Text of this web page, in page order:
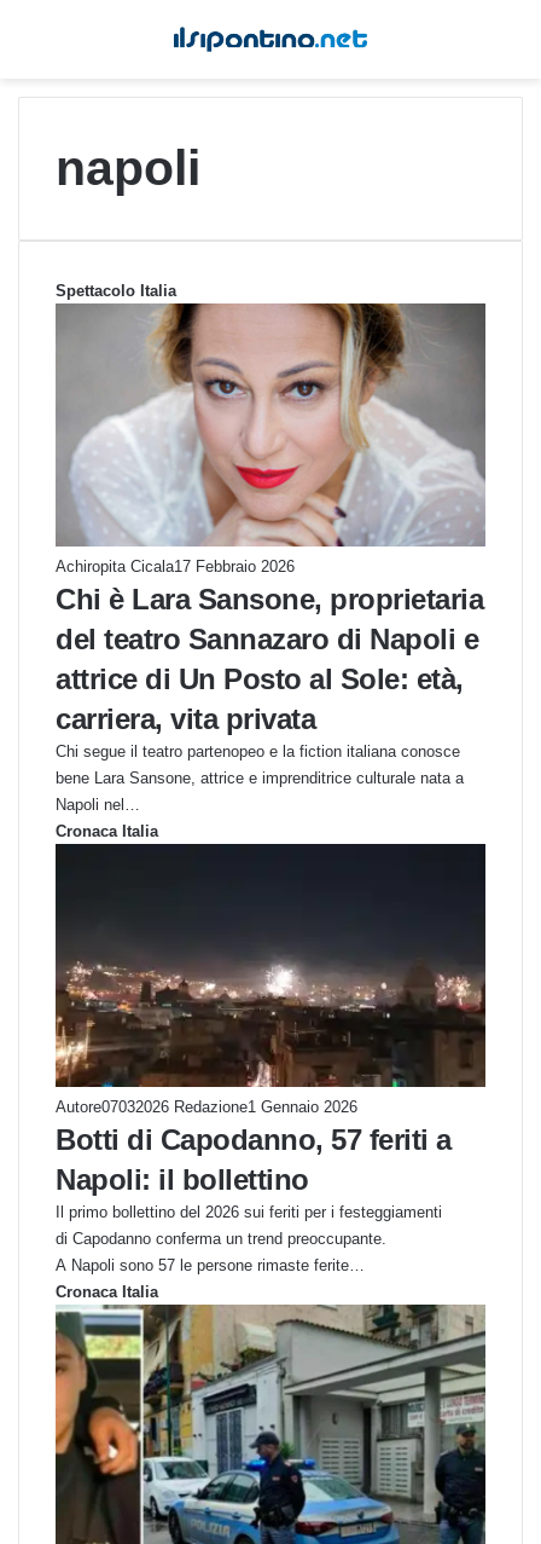
napoli
Spettacolo Italia
Achiropita Cicala17 Febbraio 2026
Chi è Lara Sansone, proprietaria
del teatro Sannazaro di Napoli e
attrice di Un Posto al Sole: età,
carriera, vita privata
Chi segue il teatro partenopeo e la fiction italiana conosce
bene Lara Sansone, attrice e imprenditrice culturale nata a
Napoli nel…
Cronaca Italia
Autore07032026 Redazione1 Gennaio 2026
Botti di Capodanno, 57 feriti a
Napoli: il bollettino
Il primo bollettino del 2026 sui feriti per i festeggiamenti
di Capodanno conferma un trend preoccupante.
A Napoli sono 57 le persone rimaste ferite…
Cronaca Italia